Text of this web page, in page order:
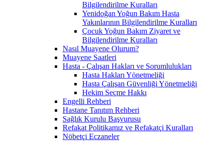
Bilgilendirilme Kuralları
Yenidoğan Yoğun Bakım Hasta
Yakınlarının Bilgilendirilme Kuralları
Çocuk Yoğun Bakım Ziyaret ve
Bilgilendirilme Kuralları
Nasıl Muayene Olurum?
Muayene Saatleri
Hasta - Çalışan Hakları ve Sorumlulukları
Hasta Hakları Yönetmeliği
Hasta Çalışan Güvenliği Yönetmeliği
Hekim Seçme Hakkı
Engelli Rehberi
Hastane Tanıtım Rehberi
Sağlık Kurulu Başvurusu
Refakat Politikamız ve Refakatçi Kuralları
Nöbetçi Eczaneler